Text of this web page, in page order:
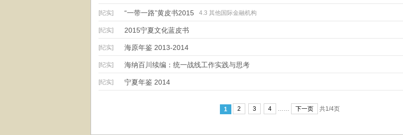
[纪实] “一带一路”黄皮书2015 4.3 其他国际金融机构
[纪实] 2015宁夏文化蓝皮书
[纪实] 海原年鉴 2013-2014
[纪实] 海纳百川续编：统一战线工作实践与思考
[纪实] 宁夏年鉴 2014
1 2 3 4 …… 下一页 共1/4页